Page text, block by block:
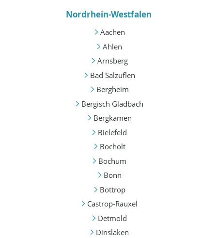
Nordrhein-Westfalen
Aachen
Ahlen
Arnsberg
Bad Salzuflen
Bergheim
Bergisch Gladbach
Bergkamen
Bielefeld
Bocholt
Bochum
Bonn
Bottrop
Castrop-Rauxel
Detmold
Dinslaken